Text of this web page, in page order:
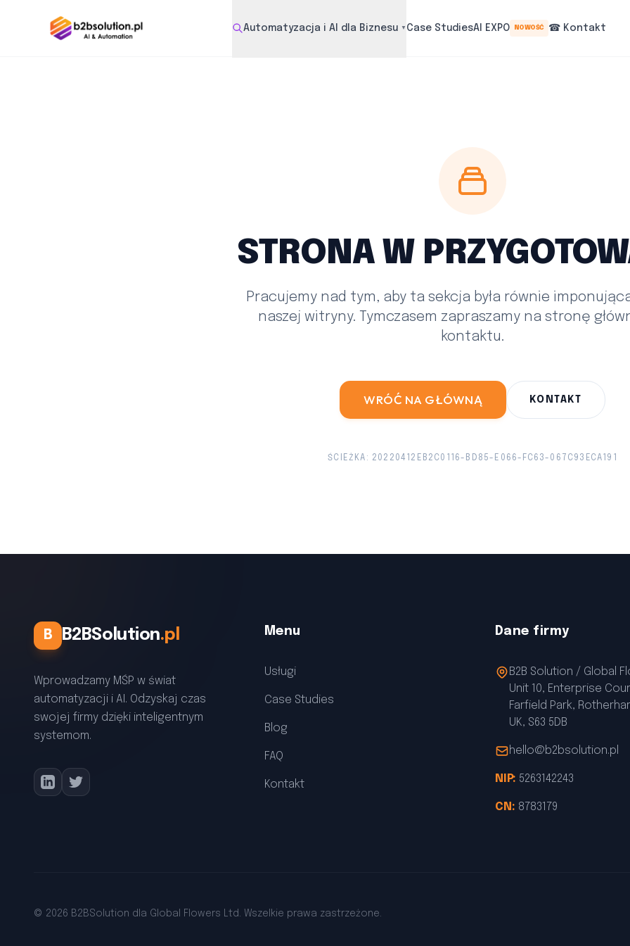
Automatyzacja i AI dla Biznesu ▼ Case StudiesAI EXPO NOWOŚĆ ☎ Kontakt
STRONA W
Pracujemy nad tym, aby ta sekcja była równie
naszej witryny. Tymczasem zapraszamy na stronę
kontaktu.
WRÓĆ NA GŁÓWNĄ KONTAKT
ŚCIEŻKA: 20220412EB2C0116-BD85-E066-FC63-067C93ECA191
B B2BSolution.pl
Wprowadzamy MŚP w świat
automatyzacji i AI. Odzyskaj czas
swojej firmy dzięki inteligentnym
systemom.
Menu
Usługi
Case Studies
Blog
FAQ
Kontakt
Dane firmy
B2B Solution / Global
Unit 10, Enterprise
Farfield Park,
UK, S63 5DB
hello@b2bsolution.pl
NIP: 5263142243
CN: 8783179
© 2026 B2BSolution dla Global Flowers Ltd. Wszelkie prawa zastrzeżone.